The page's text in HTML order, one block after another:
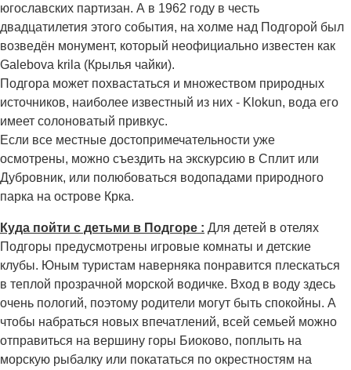
югославских партизан. А в 1962 году в честь
двадцатилетия этого события, на холме над Подгорой был
возведён монумент, который неофициально известен как
Galebova krila (Крылья чайки).
Подгора может похвастаться и множеством природных
источников, наиболее известный из них - Klokun, вода его
имеет солоноватый привкус.
Если все местные достопримечательности уже
осмотрены, можно съездить на экскурсию в Сплит или
Дубровник, или полюбоваться водопадами природного
парка на острове Крка.
Куда пойти с детьми в Подгоре : Для детей в отелях
Подгоры предусмотрены игровые комнаты и детские
клубы. Юным туристам наверняка понравится плескаться
в теплой прозрачной морской водичке. Вход в воду здесь
очень пологий, поэтому родители могут быть спокойны. А
чтобы набраться новых впечатлений, всей семьей можно
отправиться на вершину горы Биоково, поплыть на
морскую рыбалку или покататься по окрестностям на